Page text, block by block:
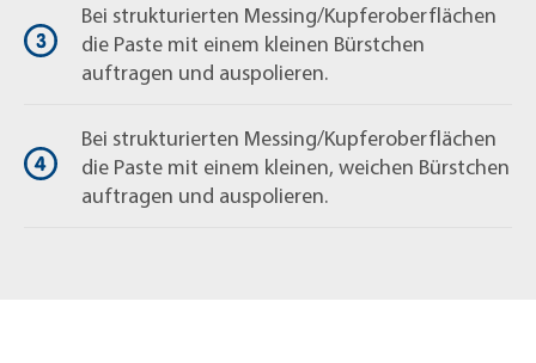
Bei strukturierten Messing/Kupferoberflächen
die Paste mit einem kleinen Bürstchen
auftragen und auspolieren.
Bei strukturierten Messing/Kupferoberflächen
die Paste mit einem kleinen, weichen Bürstchen
auftragen und auspolieren.